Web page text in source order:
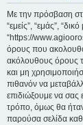
Με την πρόσβαση
“εμείς”, “εμάς”,
“https://
όρους που
ακόλουθους όρους
και μη
πιθανόν να
επιδιώξουμε να
τρόπο, όμως θα ήταν
παρούσα σελίδα